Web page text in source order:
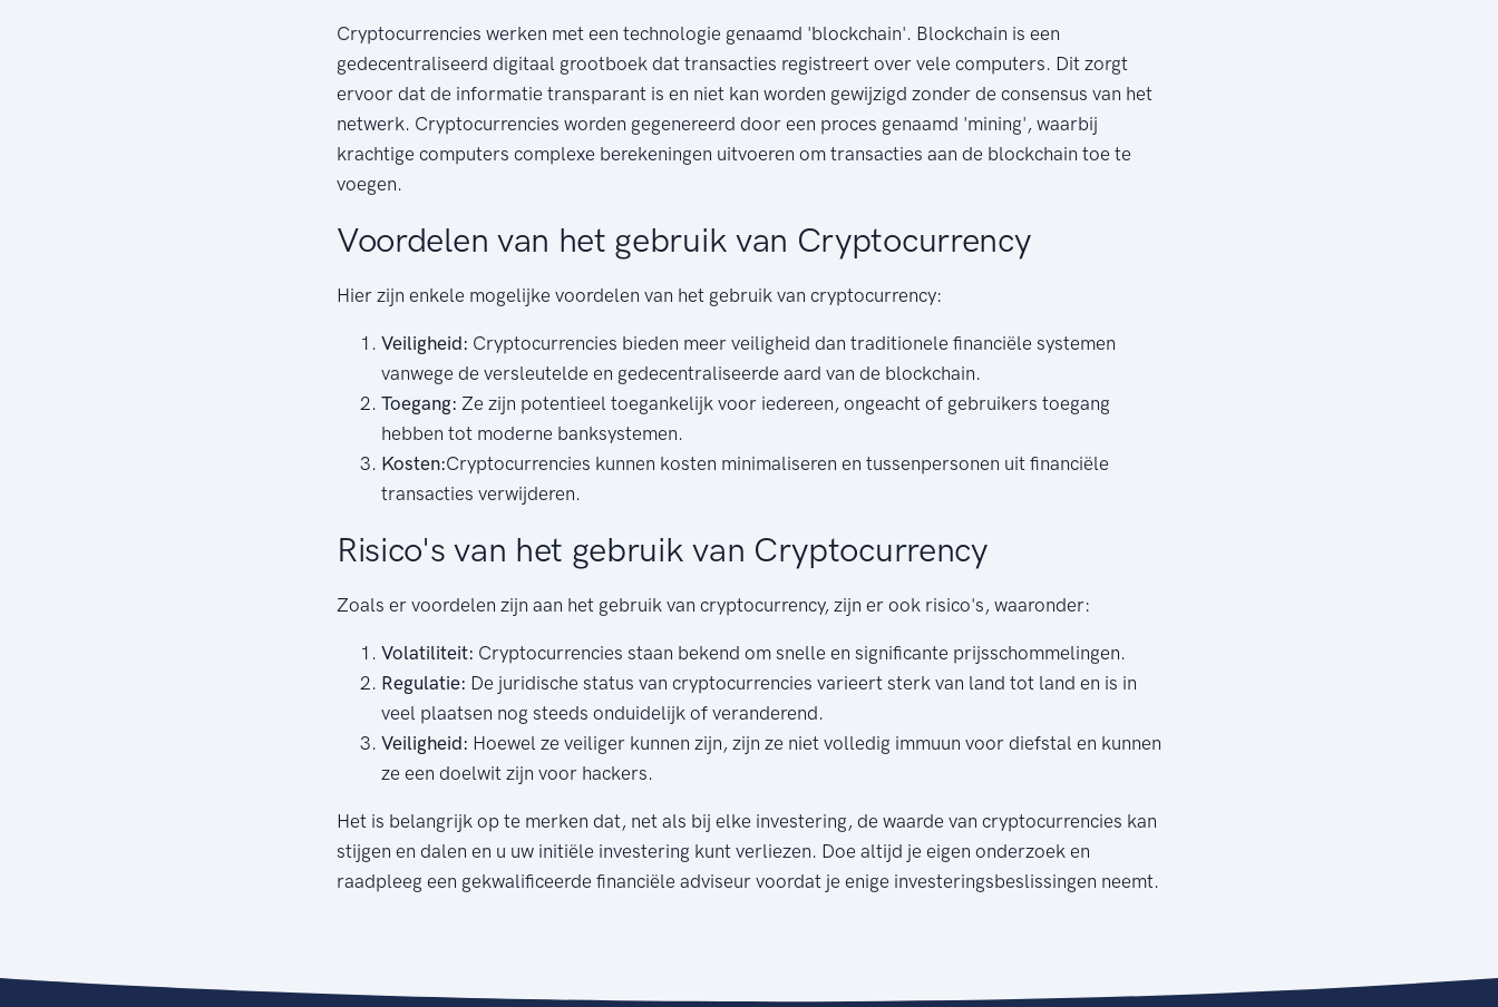
Cryptocurrencies werken met een technologie genaamd 'blockchain'. Blockchain is een
gedecentraliseerd digitaal grootboek dat transacties registreert over vele computers. Dit zorgt
ervoor dat de informatie transparant is en niet kan worden gewijzigd zonder de consensus van het
netwerk. Cryptocurrencies worden gegenereerd door een proces genaamd 'mining', waarbij
krachtige computers complexe berekeningen uitvoeren om transacties aan de blockchain toe te
voegen.
Voordelen van het gebruik van Cryptocurrency
Hier zijn enkele mogelijke voordelen van het gebruik van cryptocurrency:
Veiligheid: Cryptocurrencies bieden meer veiligheid dan traditionele financiële systemen
vanwege de versleutelde en gedecentraliseerde aard van de blockchain.
Toegang: Ze zijn potentieel toegankelijk voor iedereen, ongeacht of gebruikers toegang
hebben tot moderne banksystemen.
Kosten:Cryptocurrencies kunnen kosten minimaliseren en tussenpersonen uit financiële
transacties verwijderen.
Risico's van het gebruik van Cryptocurrency
Zoals er voordelen zijn aan het gebruik van cryptocurrency, zijn er ook risico's, waaronder:
Volatiliteit: Cryptocurrencies staan bekend om snelle en significante prijsschommelingen.
Regulatie: De juridische status van cryptocurrencies varieert sterk van land tot land en is in
veel plaatsen nog steeds onduidelijk of veranderend.
Veiligheid: Hoewel ze veiliger kunnen zijn, zijn ze niet volledig immuun voor diefstal en kunnen
ze een doelwit zijn voor hackers.
Het is belangrijk op te merken dat, net als bij elke investering, de waarde van cryptocurrencies kan
stijgen en dalen en u uw initiële investering kunt verliezen. Doe altijd je eigen onderzoek en
raadpleeg een gekwalificeerde financiële adviseur voordat je enige investeringsbeslissingen neemt.